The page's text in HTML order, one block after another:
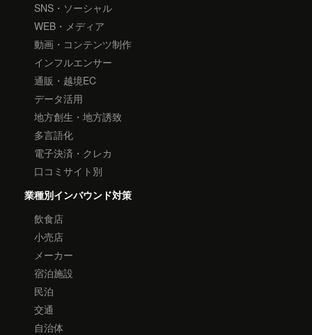
SNS・ソーシャル
WEB・メディア
動画・コンテンツ制作
インフルエンサー
通販・越境EC
データ活用
地方創生・地方誘致
多言語化
電子決済・クレカ
口コミサイト別
業種別インバウンド対策
飲食店
小売店
メーカー
宿泊施設
民泊
交通
自治体